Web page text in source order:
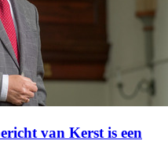
van Kerst is een